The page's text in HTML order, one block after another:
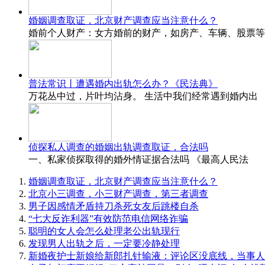
婚姻调查取证，北京财产调查应当注意什么？
婚前个人财产：女方婚前的财产，如房产、车辆、股票等
普法常识丨遭遇婚内出轨怎么办？《民法典》
万花丛中过，片叶均沾身。 生活中我们经常遇到婚内出
侦探私人调查的婚姻出轨调查取证，合法吗
一、私家侦探取得的婚外情证据合法吗 《最高人民法
婚姻调查取证，北京财产调查应当注意什么？
北京小三调查，小三财产调查，第三者调查
男子因感情矛盾持刀杀死女友后跳楼自杀
“七大反诈利器”有效防范电信网络诈骗
聪明的女人会怎么处理老公出轨现行
发现男人出轨之后，一定要冷静处理
新婚夜护士新娘给新郎扎针输液：评论区没底线，当事